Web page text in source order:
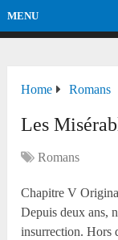
MENU
Home Romans
Les
Romans
Chapitre V
Depuis deux ans,
insurrection. Hors